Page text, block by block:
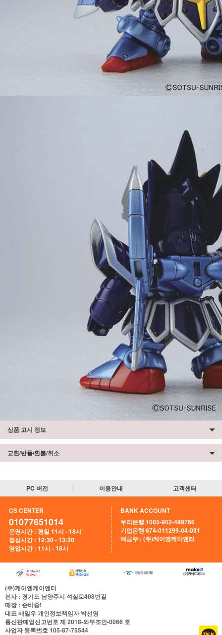
상품 고시 정보
교환/반품/환불/취소
PC 버전 이용안내 고객센터
CS CENTER
01077651014
운영시간 : 평일 11시 - 18시
점심시간 : 12:30 - 13:30
영업시간 : 11시 - 18시
BANK ACCOUNT
우리은행 1005-902-499766
기업은행 674-011299-04-031
예금주 : (주)케이앤케이엔터
(주)케이엔케이엔터
본사: 경기도 남양주시 석실로408번길
매장: 준비중!
대표배일우개인정보책임자박선영
통신판매업신고번호제 2018-와부조안-0066 호
사업자 등록번호105-87-75544